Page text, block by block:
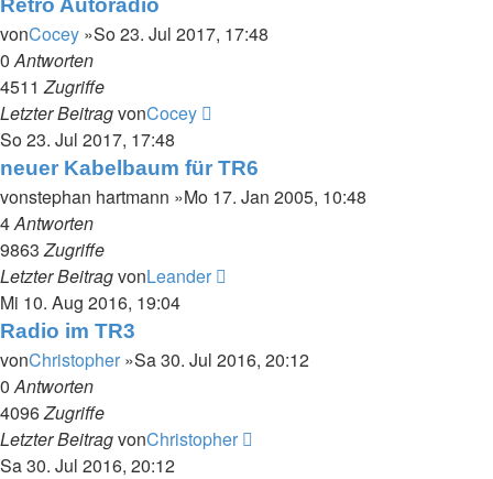
Retro Autoradio
vonCocey »So 23. Jul 2017, 17:48
0Antworten
4511Zugriffe
Letzter BeitragvonCocey
So 23. Jul 2017, 17:48
neuer Kabelbaum für TR6
vonstephan hartmann »Mo 17. Jan 2005, 10:48
4Antworten
9863Zugriffe
Letzter BeitragvonLeander
Mi 10. Aug 2016, 19:04
Radio im TR3
vonChristopher »Sa 30. Jul 2016, 20:12
0Antworten
4096Zugriffe
Letzter BeitragvonChristopher
Sa 30. Jul 2016, 20:12